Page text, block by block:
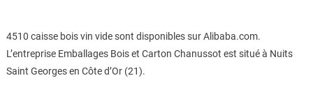
4510 caisse bois vin vide sont disponibles sur Alibaba.com.
L’entreprise Emballages Bois et Carton Chanussot est situé à Nuits
Saint Georges en Côte d’Or (21).